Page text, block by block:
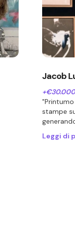
Jacob
stampe
Leggi di